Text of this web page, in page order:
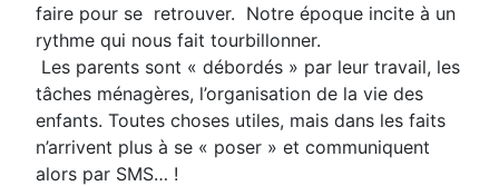
faire pour se retrouver. Notre époque incite à un
rythme qui nous fait tourbillonner.
Les parents sont « débordés » par leur travail, les
tâches ménagères, l’organisation de la vie des
enfants. Toutes choses utiles, mais dans les faits
n’arrivent plus à se « poser » et communiquent
alors par SMS… !